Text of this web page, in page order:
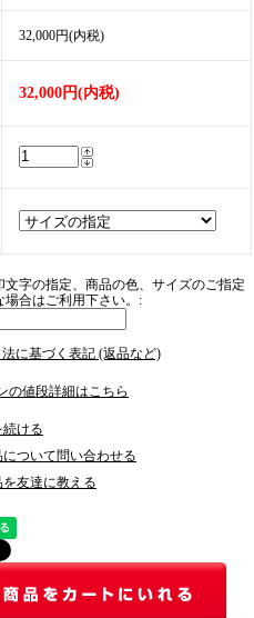
32,000円(内税)
32,000円(内税)
字の指定、商品の色、サイズのご指定
場合はご利用下さい。:
に基づく表記 (返品など)
の値段詳細はこちら
続ける
について問い合わせる
を友達に教える